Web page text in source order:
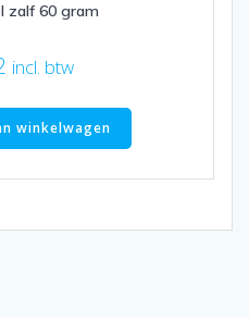
zalf 60 gram
incl. btw
winkelwagen